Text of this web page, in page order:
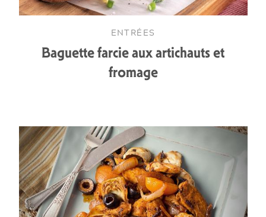
ENTRÉES
Baguette farcie aux artichauts et
fromage